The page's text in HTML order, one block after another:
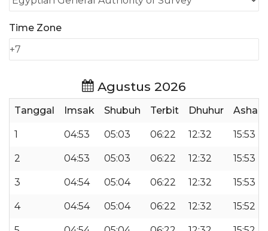
Time Zone
Agustus 2026
Tanggal Imsak Shubuh Terbit Dhuhur Ashar
1 04:53 05:03 06:22 12:32 15:53
2 04:53 05:03 06:22 12:32 15:53
3 04:54 05:04 06:22 12:32 15:53
4 04:54 05:04 06:22 12:32 15:52